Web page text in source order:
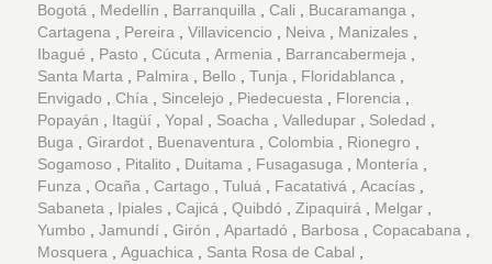
Bogotá Medellín Barranquilla Cali
Bucaramanga
Cartagena
Pereira Villavicencio Neiva
Manizales
Ibagué
Pasto Cúcuta Armenia
Barrancabermeja
Santa Marta
Palmira Bello Tunja
Floridablanca
Envigado
Chía Sincelejo Piedecuesta
Florencia
Popayán
Itagüí Yopal Soacha Valledupar
Soledad
Buga
Girardot Buenaventura Colombia
Rionegro
Sogamoso
Pitalito Duitama Fusagasuga
Montería
Funza
Ocaña Cartago Tuluá Facatativá
Acacías
Sabaneta
Ipiales Cajicá Quibdó Zipaquirá
Melgar
Yumbo
Jamundí Girón Apartadó Barbosa
Copacabana
Mosquera
Aguachica
Santa Rosa de Cabal